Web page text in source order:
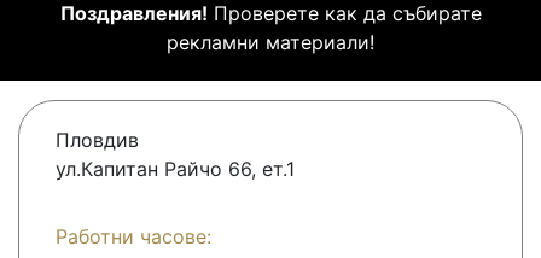
Поздравления! Проверете как да събирате
рекламни материали!
Пловдив
ул.Капитан Райчо 66, ет.1
Работни часове: